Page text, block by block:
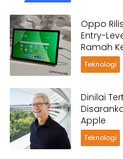
Oppo
Entry-
Ramah
Teknologi
Dinilai
Apple
Teknologi